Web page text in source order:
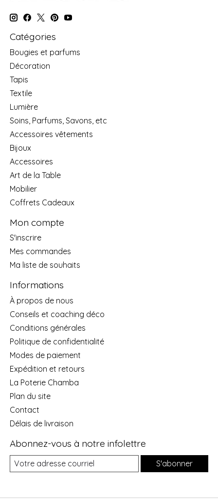
Catégories
Bougies et parfums
Décoration
Tapis
Textile
Lumière
Soins, Parfums, Savons, etc
Accessoires vêtements
Bijoux
Accessoires
Art de la Table
Mobilier
Coffrets Cadeaux
Mon compte
S'inscrire
Mes commandes
Ma liste de souhaits
Informations
À propos de nous
Conseils et coaching déco
Conditions générales
Politique de confidentialité
Modes de paiement
Expédition et retours
La Poterie Chamba
Plan du site
Contact
Délais de livraison
Abonnez-vous à notre infolettre
S'abonner